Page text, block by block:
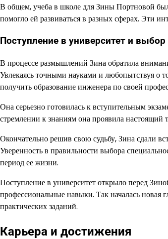
В общем, учеба в школе для Зины Портновой
помогло ей развиваться в разных сферах. Эти
Поступление в университет и
В процессе размышлений Зина обратила
Увлекаясь точными науками и любопытствуя о
получить образование инженера по своей
Она серьезно готовилась к вступительным
стремлении к знаниям она проявила
Окончательно решив свою судьбу, Зина сдали
Уверенность в правильности выбора
период ее жизни.
Поступление в университет открыло перед
профессиональные навыки. Так началась
практических заданий.
Карьера и достижения